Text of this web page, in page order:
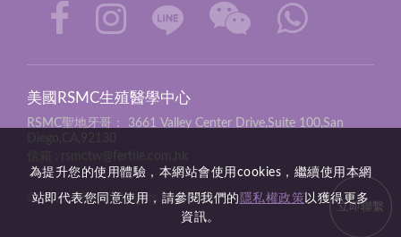
美國RSMC生殖醫學中心
RSMC聖地牙哥：
3661 Valley Center Drive,Suite 100,San
Diego,CA,92130
信箱
rsmctw@fertile.com.hk
© 2026 RSMC all rights reserved.
立即聯繫
為提升您的使用體驗，本網站會使用cookies，繼續使用本網
站即代表您同意使用，請參閱我們的 隱私權政策 以獲得更多
資訊。